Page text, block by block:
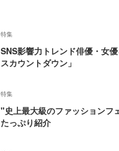
特集
SNS影響力トレンド俳優・女
スカウントダウン」
特集
"史上最大級のファッションフ
たっぷり紹介